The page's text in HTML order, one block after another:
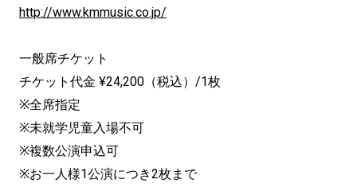
http://www.kmmusic.co.jp/
一般席チケット
チケット代金 ¥24,200（税込）/1枚
※全席指定
※未就学児童入場不可
※複数公演申込可
※お一人様1公演につき2枚まで